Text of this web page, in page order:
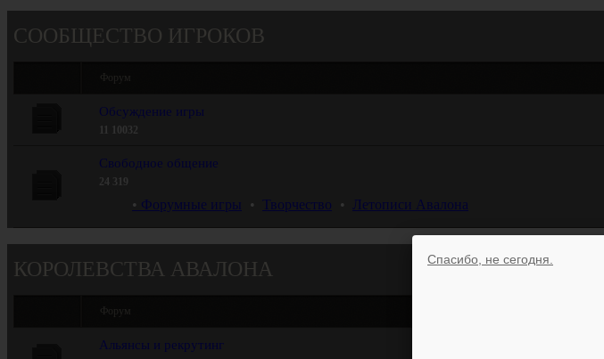
СООБЩЕСТВО ИГРОКОВ
Форум
Обсуждение игры
10032
Свободное общение
24 319
Форумные игры • Творчество • Летописи Авалона
КОРОЛЕВСТВА АВАЛОНА
Форум
Альянсы и рекрутинг
Спасибо, не сегодня.